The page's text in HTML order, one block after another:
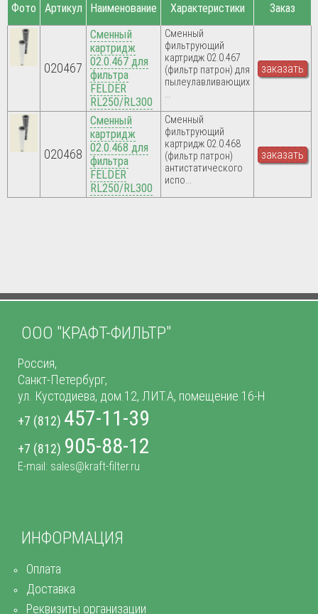
Фото Артикул Наименование Характеристики Заказ
020467
Сменный
картридж
02.0.467 для
фильтра
FELDER
RL250/RL300
Сменный
фильтрующий
картридж 02.0.467
(фильтр патрон) для
пылеулавливающих
...
заказать
020468
Сменный
картридж
02.0.468 для
фильтра
FELDER
RL250/RL300
Сменный
фильтрующий
картридж 02.0.468
(фильтр патрон)
антистатического
испо...
заказать
ИНФОРМАЦИЯ
Оплата
Доставка
Реквизиты организации
ООО "КРАФТ-ФИЛЬТР"
Россия,
Санкт-Петербург,
ул. Кустодиева, дом.12, ЛИТ.А, помещение 16-Н
+7 (812) 457-11-39
+7 (812) 905-88-12
E-mail: sales@kraft-filter.ru